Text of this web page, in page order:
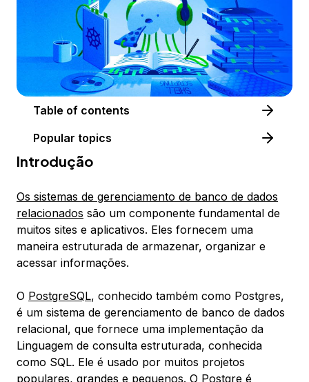
Table of contents
Popular topics
Introdução
Os sistemas de gerenciamento de banco de dados
relacionados são um componente fundamental de
muitos sites e aplicativos. Eles fornecem uma
maneira estruturada de armazenar, organizar e
acessar informações.
O PostgreSQL, conhecido também como Postgres,
é um sistema de gerenciamento de banco de dados
relacional, que fornece uma implementação da
Linguagem de consulta estruturada, conhecida
como SQL. Ele é usado por muitos projetos
populares, grandes e pequenos. O Postgre é